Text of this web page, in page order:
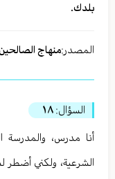
بلدك.
المصدر:منهاج
السؤال: ١٨
أنا مدرس، والمدرسة
الشرعية، ولكني